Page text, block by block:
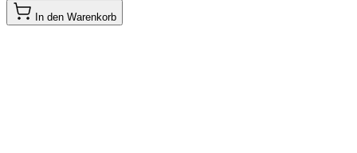
In den Warenkorb